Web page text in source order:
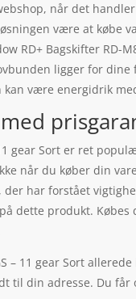
når det
være at købe
RD+ Bagskifter
ligger for
være energidrik
gear Sort er ret
når du køber din
der har forstået
dette produkt.
– 11 gear Sort
til din adresse. Du